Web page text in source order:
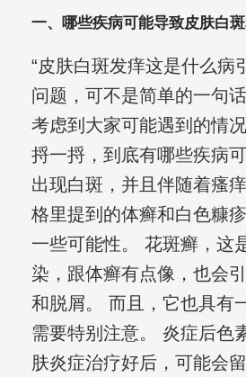
一、哪些疾病可能导致皮肤白
“皮肤白斑发痒这是什么病
问题，可不是简单的一句
考虑到大家可能遇到的情
捋一捋，到底有哪些疾病
出现白斑，并且伴随着瘙
格里提到的体癣和白色糠
一些可能性。 花斑癣，这
染，跟体癣有点像，也会
和脱屑。 而且，它也具有
需要特别注意。 炎症后色
肤炎症治疗好后，可能会